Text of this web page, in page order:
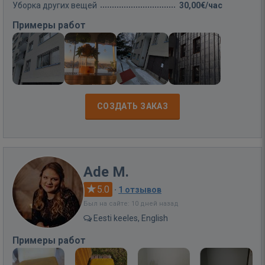
Уборка других вещей 30,00€/час
Примеры работ
СОЗДАТЬ ЗАКАЗ
Ade M.
5.0 · 1 отзывов
Был на сайте: 10 дней назад
Eesti keeles, English
Примеры работ